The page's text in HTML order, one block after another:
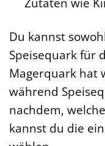
Du kannst
Speisequark für
Magerquark hat
während
nachdem,
kannst du die